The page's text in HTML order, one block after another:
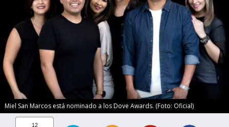
Miel San Marcos está nominado a los Dove Awards. (Foto: Oficial)
12